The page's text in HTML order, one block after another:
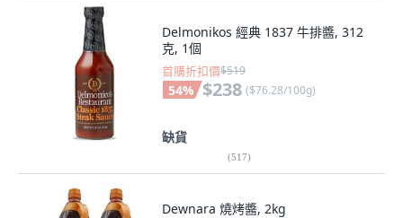
Delmonikos 經典 1837 牛排醬, 312
克, 1個
首購折扣價$519
54% $238 ($76.28/100g)
缺貨
(517)
Dewnara 燒烤醬, 2kg